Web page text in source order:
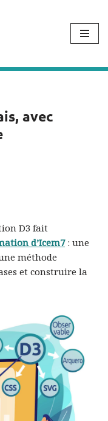
avec
D3 fait
d’Icem7: une
méthode
et construire la